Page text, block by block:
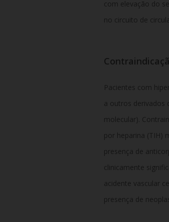
com elevação do
no circuito de
Pacientes com
a outros derivados
molecular).
por heparina (TIH)
presença de
clinicamente
acidente vascular
presença de